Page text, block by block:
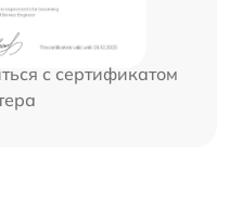
с сертификатом